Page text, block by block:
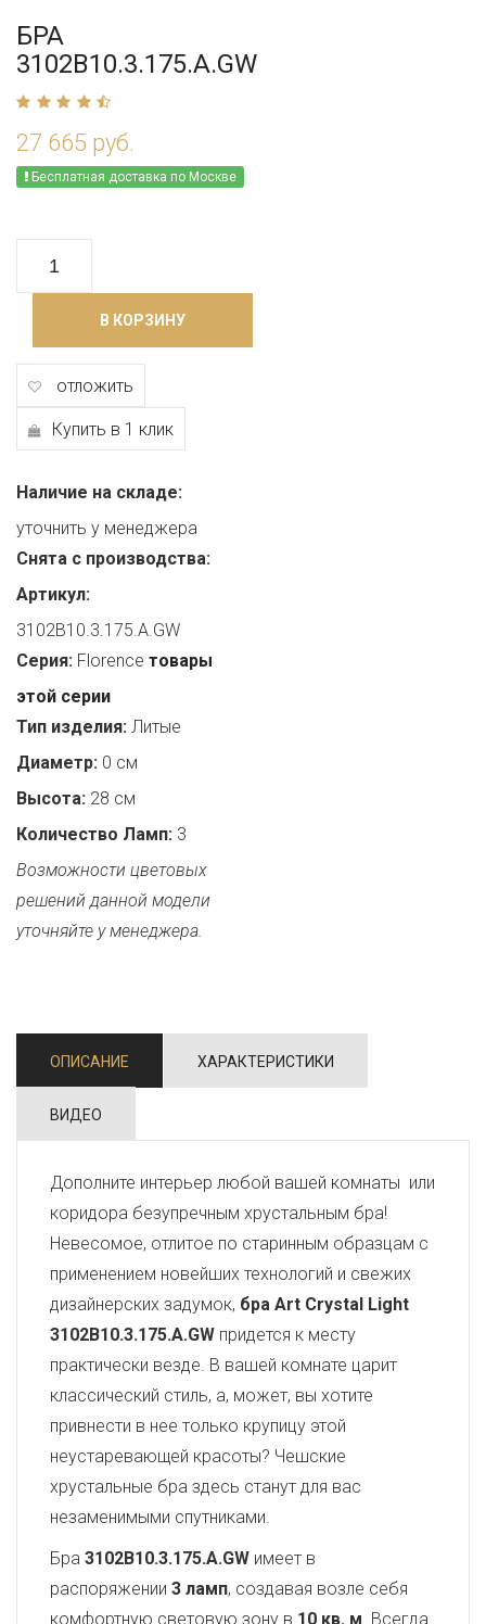
БРА
3102B10.3.175.A.GW
27 665 руб.
Бесплатная доставка по Москве
В КОРЗИНУ
отложить
Купить в 1 клик
Наличие на складе:
уточнить у менеджера
Снята с производства:
Артикул:
3102B10.3.175.A.GW
Серия: Florence товары
этой серии
Тип изделия: Литые
Диаметр: 0 см
Высота: 28 см
Количество Ламп: 3
Возможности цветовых
решений данной модели
уточняйте у менеджера.
ОПИСАНИЕ ХАРАКТЕРИСТИКИ
ВИДЕО
Дополните интерьер любой вашей комнаты или
коридора безупречным хрустальным бра!
Невесомое, отлитое по старинным образцам с
применением новейших технологий и свежих
дизайнерских задумок, бра Art Crystal Light
3102B10.3.175.A.GW придется к месту
практически везде. В вашей комнате царит
классический стиль, а, может, вы хотите
привнести в нее только крупицу этой
неустаревающей красоты? Чешские
хрустальные бра здесь станут для вас
незаменимыми спутниками.
Бра 3102B10.3.175.A.GW имеет в
распоряжении 3 ламп, создавая возле себя
комфортную световую зону в 10 кв. м . Всегда